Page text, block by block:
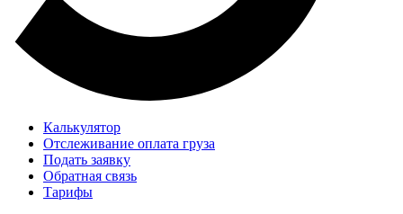
Калькулятор
Отслеживание оплата груза
Подать заявку
Обратная связь
Тарифы